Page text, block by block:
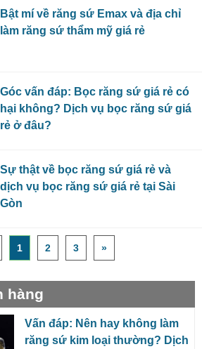
Bật mí về răng sứ Emax và địa chỉ
làm răng sứ thẩm mỹ giá rẻ
Góc vấn đáp: Bọc răng sứ giá rẻ có
hại không? Dịch vụ bọc răng sứ giá
rẻ ở đâu?
Sự thật về bọc răng sứ giá rẻ và
dịch vụ bọc răng sứ giá rẻ tại Sài
Gòn
1 2 3 »
hàng
Vấn đáp: Nên hay không làm
răng sứ kim loại thường? Dịch